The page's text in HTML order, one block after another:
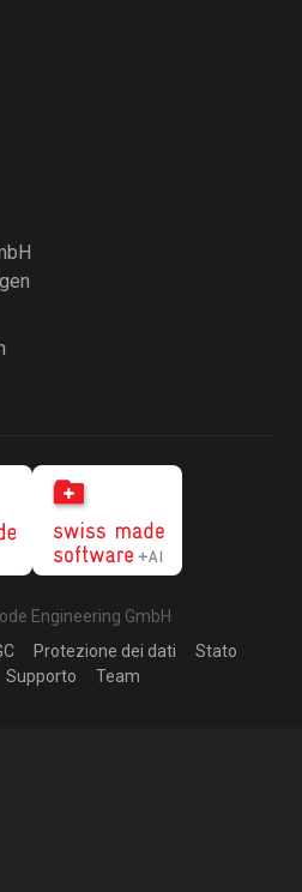
Engineering GmbH
Protezione dei dati
Stato
Supporto Team